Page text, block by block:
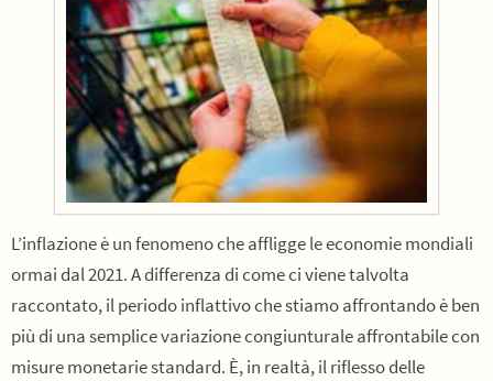
L’inflazione è un fenomeno che affligge le economie mondiali
ormai dal 2021. A differenza di come ci viene talvolta
raccontato, il periodo inflattivo che stiamo affrontando è ben
più di una semplice variazione congiunturale affrontabile con
misure monetarie standard. È, in realtà, il riflesso delle